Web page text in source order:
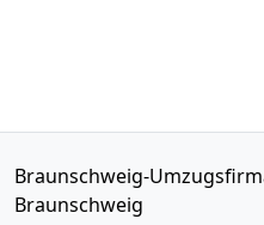
Braunschweig-
Braunschweig